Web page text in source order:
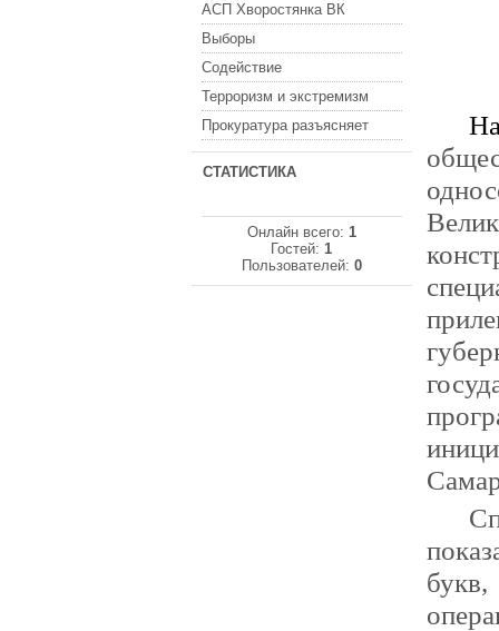
АСП Хворостянка ВК
Выборы
Содействие
Терроризм и экстремизм
Прокуратура разъясняет
СТАТИСТИКА
Онлайн всего: 1
Гостей:1
Пользователей: 0